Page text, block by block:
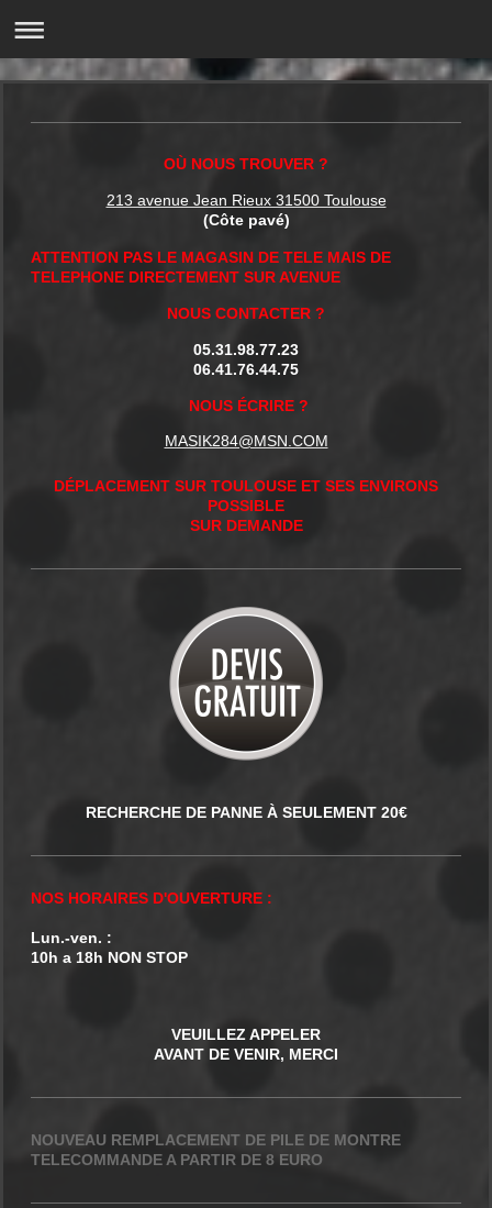
OÙ NOUS TROUVER ?
213 avenue Jean Rieux 31500 Toulouse
(Côte pavé)
ATTENTION PAS LE MAGASIN DE TELE MAIS DE
TELEPHONE DIRECTEMENT SUR AVENUE
NOUS CONTACTER ?
05.31.98.77.23
06.41.76.44.75
NOUS ÉCRIRE ?
MASIK284@MSN.COM
DÉPLACEMENT SUR TOULOUSE ET SES ENVIRONS
POSSIBLE
SUR DEMANDE
RECHERCHE DE PANNE À SEULEMENT 20€
NOS HORAIRES D'OUVERTURE :
Lun.-ven. :
10h a 18h NON STOP
VEUILLEZ APPELER
AVANT DE VENIR, MERCI
NOUVEAU REMPLACEMENT DE PILE DE MONTRE
TELECOMMANDE A PARTIR DE 8 EURO